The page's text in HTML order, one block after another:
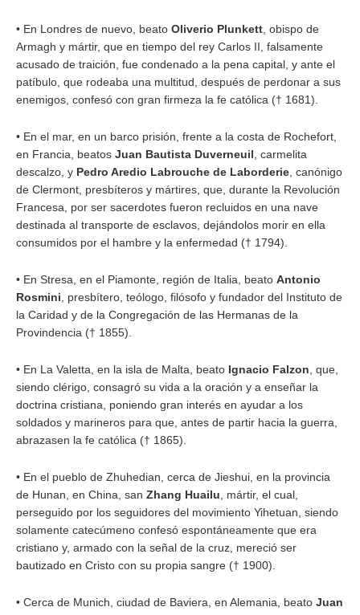
• En Londres de nuevo, beato Oliverio Plunkett, obispo de
Armagh y mártir, que en tiempo del rey Carlos II, falsamente
acusado de traición, fue condenado a la pena capital, y ante el
patíbulo, que rodeaba una multitud, después de perdonar a sus
enemigos, confesó con gran firmeza la fe católica († 1681).
• En el mar, en un barco prisión, frente a la costa de Rochefort,
en Francia, beatos Juan Bautista Duverneuil , carmelita
descalzo, y Pedro Aredio Labrouche de Laborderie, canónigo
de Clermont, presbíteros y mártires, que, durante la Revolución
Francesa, por ser sacerdotes fueron recluidos en una nave
destinada al transporte de esclavos, dejándolos morir en ella
consumidos por el hambre y la enfermedad († 1794).
• En Stresa, en el Piamonte, región de Italia, beato Antonio
Rosmini, presbítero, teólogo, filósofo y fundador del Instituto de
la Caridad y de la Congregación de las Hermanas de la
Provindencia († 1855).
• En La Valetta, en la isla de Malta, beato Ignacio Falzon, que,
siendo clérigo, consagró su vida a la oración y a enseñar la
doctrina cristiana, poniendo gran interés en ayudar a los
soldados y marineros para que, antes de partir hacia la guerra,
abrazasen la fe católica († 1865).
• En el pueblo de Zhuhedian, cerca de Jieshui, en la provincia
de Hunan, en China, san Zhang Huailu, mártir, el cual,
perseguido por los seguidores del movimiento Yihetuan, siendo
solamente catecúmeno confesó espontáneamente que era
cristiano y, armado con la señal de la cruz, mereció ser
bautizado en Cristo con su propia sangre († 1900).
• Cerca de Munich, ciudad de Baviera, en Alemania, beato Juan